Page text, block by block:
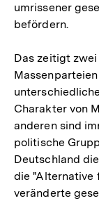
umrissener
befördern.
Das zeitigt
Charakter von
anderen sind
politische
Deutschland
die "Alternative
veränderte